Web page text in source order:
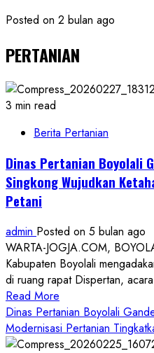
Posted on 2 bulan ago
PERTANIAN
3 min read
Berita Pertanian
Dinas Pertanian Boyolali
Singkong Wujudkan
Petani
admin Posted on 5 bulan ago
WARTA-JOGJA.COM,
Kabupaten Boyolali
di ruang rapat Dispertan,
Read More
more
about
Dinas
Dinas Pertanian Boyolali
Modernisasi Pertanian